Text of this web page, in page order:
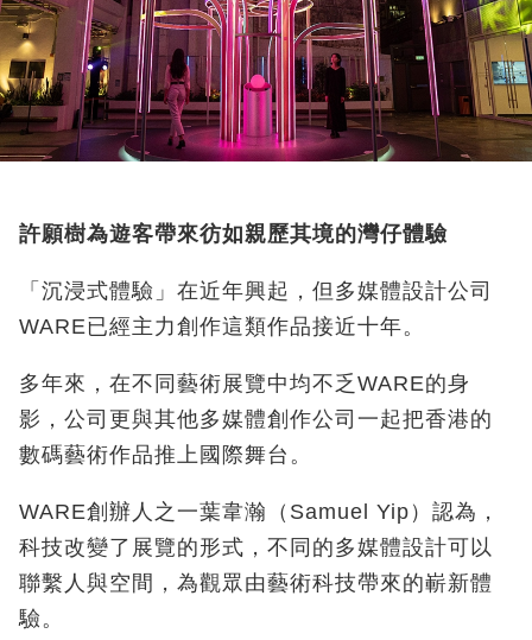
許願樹為遊客帶來彷如親歷其境的灣仔體驗
「沉浸式體驗」在近年興起，但多媒體設計公司
WARE已經主力創作這類作品接近十年。
多年來，在不同藝術展覽中均不乏WARE的身
影，公司更與其他多媒體創作公司一起把香港的
數碼藝術作品推上國際舞台。
WARE創辦人之一葉韋瀚 （ Samuel Yip） 認為，
科技改變了展覽的形式，不同的多媒體設計可以
聯繫人與空間，為觀眾由藝術科技帶來的嶄新體
驗。